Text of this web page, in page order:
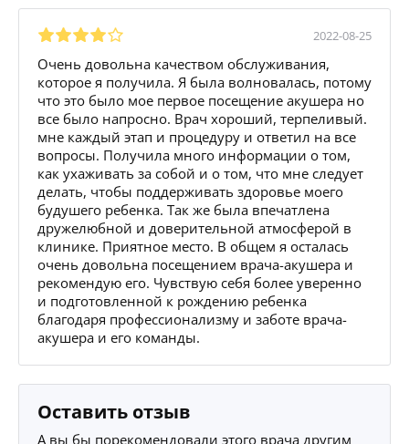
2022-08-25
Очень довольна качеством обслуживания,
которое я получила. Я была волновалась, потому
что это было мое первое посещение акушера но
все было напросно. Врач хороший, терпеливый.
мне каждый этап и процедуру и ответил на все
вопросы. Получила много информации о том,
как ухаживать за собой и о том, что мне следует
делать, чтобы поддерживать здоровье моего
будушего ребенка. Так же была впечатлена
дружелюбной и доверительной атмосферой в
клинике. Приятное место. В общем я осталась
очень довольна посещением врача-акушера и
рекомендую его. Чувствую себя более уверенно
и подготовленной к рождению ребенка
благодаря профессионализму и заботе врача-
акушера и его команды.
Оставить отзыв
А вы бы порекомендовали этого врача другим